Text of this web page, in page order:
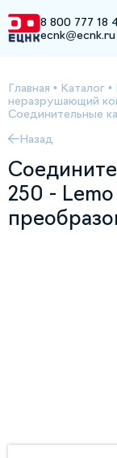
8 800 777 18
ecnk@ecnk.ru
Главная • Каталог •
неразрушающий
Соединительные
Назад
250 -